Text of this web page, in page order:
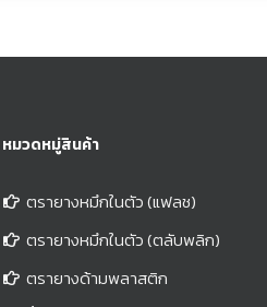
หมวดหมู่สินค้า
ตรายางหมึกในตัว (แฟลช)
ตรายางหมึกในตัว (ตลับพลิก)
ตรายางด้ามพลาสติก